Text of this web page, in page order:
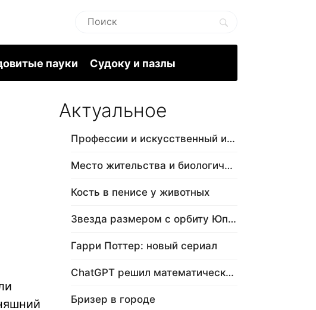
пауки Судоку и пазлы
Актуальное
Профессии и искусственный интеллект
Место жительства и биологический в…
Кость в пенисе у животных
Звезда размером с орбиту Юпитера
Гарри Поттер: новый сериал
ChatGPT решил математическую задачу
Бризер в городе